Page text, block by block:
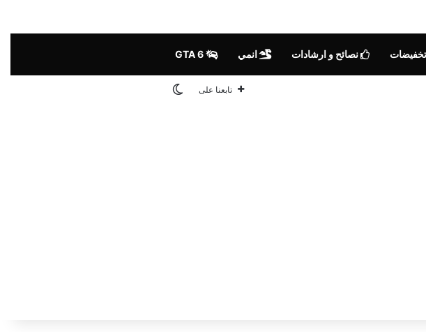
تخفيضات نصائح و ارشادات انمي
تابعنا على الوضع المظلم